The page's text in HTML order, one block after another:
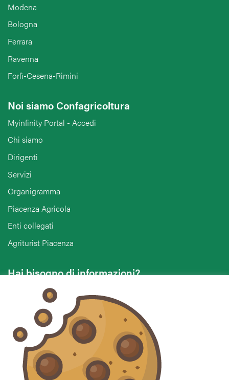
Modena
Bologna
Ferrara
Ravenna
Forlì-Cesena-Rimini
Noi siamo Confagricoltura
Myinfinity Portal - Accedi
Chi siamo
Dirigenti
Servizi
Organigramma
Piacenza Agricola
Enti collegati
Agriturist Piacenza
Hai bisogno di informazioni?
Vuoi contattarci per ricevere assistenza, lasciare un
commento o chiedere informazioni?
CONTATTACI
Seguici sui social